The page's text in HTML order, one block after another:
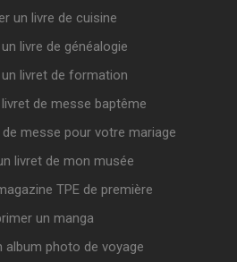
un livre de cuisine
livre de généalogie
livret de formation
de messe baptême
messe pour votre mariage
livret de mon musée
TPE de première
un manga
album photo de voyage